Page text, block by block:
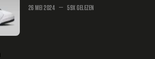
26 MEI 2024 59X GELEZEN